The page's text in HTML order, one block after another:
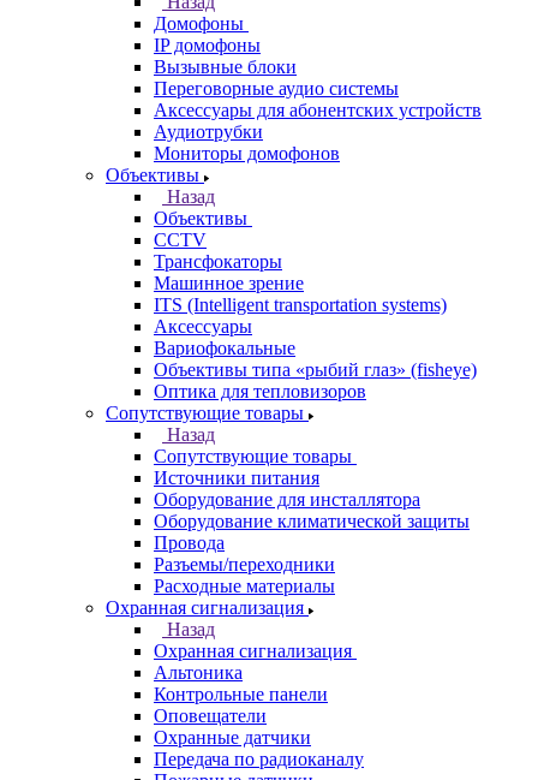
Домофоны
IP домофоны
Вызывные блоки
Переговорные аудио системы
Аксессуары для абонентских устройств
Аудиотрубки
Мониторы домофонов
Объективы
Назад
Объективы
CCTV
Трансфокаторы
Машинное зрение
ITS (Intelligent transportation systems)
Аксессуары
Вариофокальные
Объективы типа «рыбий глаз» (fisheye)
Оптика для тепловизоров
Сопутствующие товары
Назад
Сопутствующие товары
Источники питания
Оборудование для инсталлятора
Оборудование климатической защиты
Провода
Разъемы/переходники
Расходные материалы
Охранная сигнализация
Назад
Охранная сигнализация
Альтоника
Контрольные панели
Оповещатели
Охранные датчики
Передача по радиоканалу